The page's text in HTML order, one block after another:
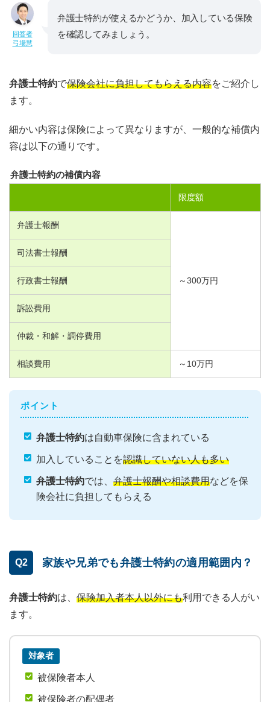
回答者
弓場慧
弁護士特約が使えるかどうか、加入している保険
を確認してみましょう。
弁護士特約で保険会社に負担してもらえる内容をご紹介し
ます。
細かい内容は保険によって異なりますが、一般的な補償内
容は以下の通りです。
弁護士特約の補償内容
限度額
弁護士報酬
～300万円
司法書士報酬
行政書士報酬
訴訟費用
仲裁・和解・調停費用
相談費用 ～ 10万円
ポイント
弁護士特約は自動車保険に含まれている
加入していることを認識していない人も多い
弁護士特約では、 弁護士報酬や相談費用などを保
険会社に負担してもらえる
Q2 家族や兄弟でも弁護士特約の適用範囲内？
弁護士特約は、 保険加入者本人以外にも利用できる人がい
ます。
対象者
被保険者本人
被保険者の配偶者